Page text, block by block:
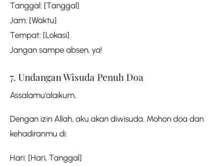
Tanggal: [Tanggal]
Jam: [Waktu]
Tempat: [Lokasi]
Jangan sampe absen, ya!
7. Undangan Wisuda Penuh Doa
Assalamu’alaikum,
Dengan izin Allah, aku akan diwisuda. Mohon doa dan
kehadiranmu di:
Hari: [Hari, Tanggal]